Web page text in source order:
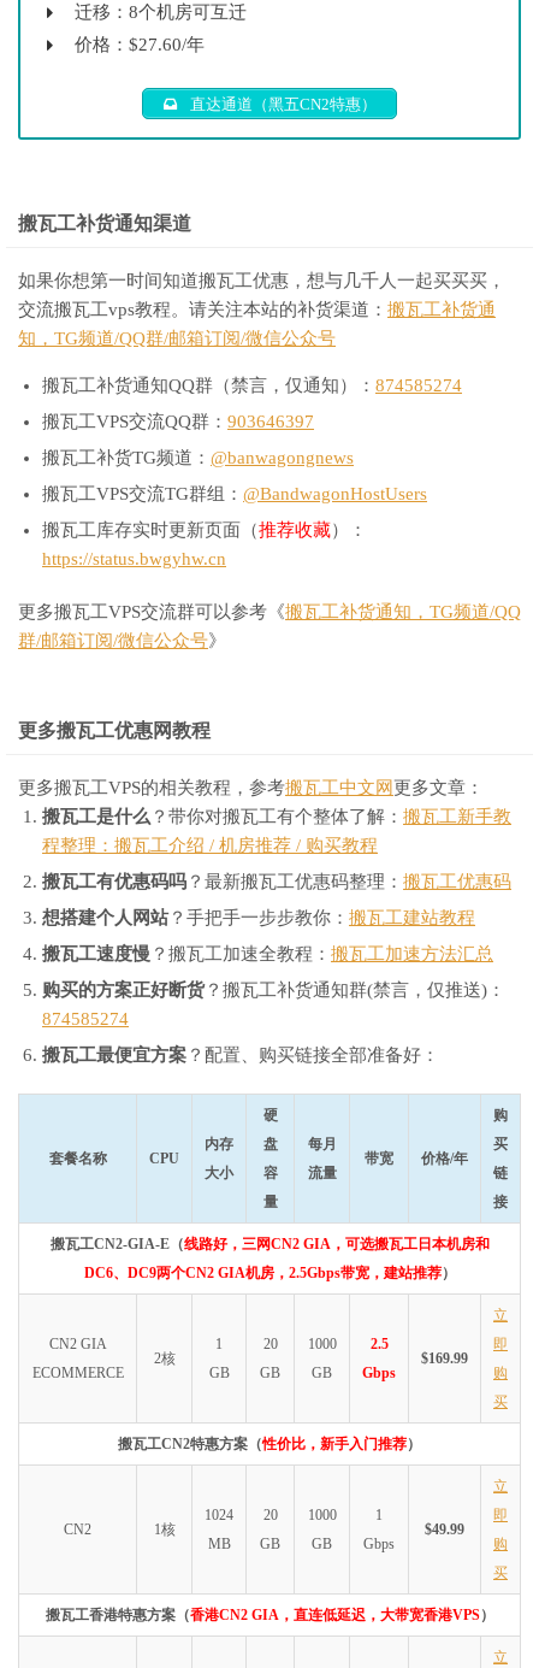
迁移：8个机房可互迁
价格：$27.60/年
直达通道（黑五CN2特惠）
搬瓦工补货通知渠道
如果你想第一时间知道搬瓦工优惠，想与几千人一起买买买，
交流搬瓦工vps教程。请关注本站的补货渠道： 搬瓦工补货通
知，TG频道/QQ群/邮箱订阅/微信公众号
搬瓦工补货通知QQ群（禁言，仅通知）： 874585274
搬瓦工VPS交流QQ群： 903646397
搬瓦工补货TG频道： @banwagongnews
搬瓦工VPS交流TG群组： @BandwagonHostUsers
搬瓦工库存实时更新页面（推荐收藏）：
https://status.bwgyhw.cn
更多搬瓦工VPS交流群可以参考《搬瓦工补货通知，TG频道/QQ
群/邮箱订阅/微信公众号》
更多搬瓦工优惠网教程
更多搬瓦工VPS的相关教程，参考搬瓦工中文网 更多文章：
搬瓦工是什么 ？带你对搬瓦工有个整体了解： 搬瓦工新手教
程整理：搬瓦工介绍 / 机房推荐 / 购买教程
搬瓦工有优惠码吗 ？最新搬瓦工优惠码整理： 搬瓦工优惠码
想搭建个人网站？手把手一步步教你： 搬瓦工建站教程
搬瓦工速度慢 ？搬瓦工加速全教程： 搬瓦工加速方法汇总
购买的方案正好断货？搬瓦工补货通知群(禁言，仅推送)：
874585274
搬瓦工最便宜方案 ？配置、购买链接全部准备好：
套餐名称 CPU
内存
大小
硬
盘
容
量
每月
流量
带宽 价格/年
购
买
链
接
搬瓦工CN2-GIA-E（线路好，三网CN2 GIA，可选搬瓦工日本机房和
DC6、DC9两个CN2 GIA机房，2.5Gbps带宽，建站推荐）
CN2 GIA
ECOMMERCE
2核
1
GB
20
GB
1000
GB
2.5
Gbps
$169.99
立
即
购
买
搬瓦工CN2特惠方案（性价比，新手入门推荐）
CN2 1核
1024
MB
20
GB
1000
GB
1
Gbps
$49.99
立
即
购
买
搬瓦工香港特惠方案（香港CN2 GIA，直连低延迟，大带宽香港VPS）
立